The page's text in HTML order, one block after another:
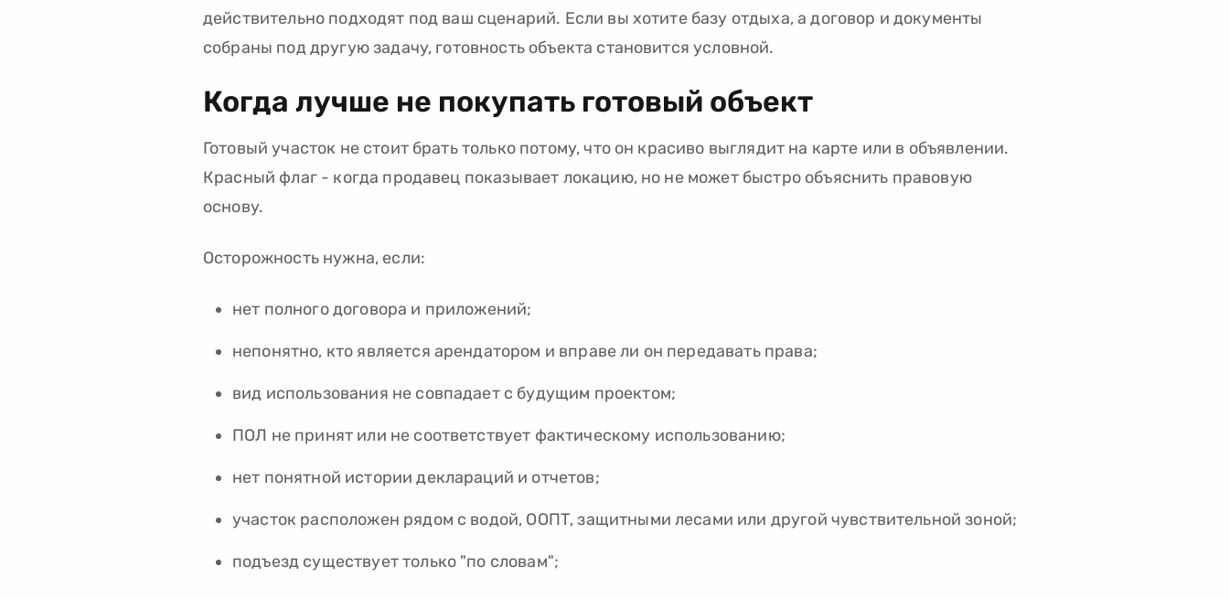
действительно подходят под ваш сценарий. Если вы хотите базу отдыха, а договор и документы
собраны под другую задачу, готовность объекта становится условной.
Когда лучше не покупать готовый объект
Готовый участок не стоит брать только потому, что он красиво выглядит на карте или в объявлении.
Красный флаг - когда продавец показывает локацию, но не может быстро объяснить правовую
основу.
Осторожность нужна, если:
нет полного договора и приложений;
непонятно, кто является арендатором и вправе ли он передавать права;
вид использования не совпадает с будущим проектом;
ПОЛ не принят или не соответствует фактическому использованию;
нет понятной истории деклараций и отчетов;
участок расположен рядом с водой, ООПТ, защитными лесами или другой чувствительной зоной;
подъезд существует только "по словам";